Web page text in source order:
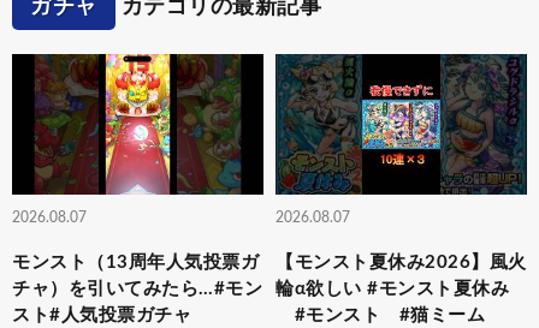
ガチャ カテゴリの最新記事
2026.08.07
モンスト（13周年人気投票ガ
チャ）を引いてみたら…#モン
スト#人気投票ガチャ
2026.08.07
【モンスト夏休み2026】風火
輪α欲しい #モンスト夏休み
#モンスト #猫ミーム